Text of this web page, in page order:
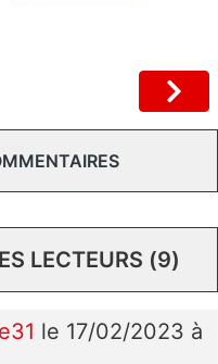
LECTEURS (9)
le 17/02/2023 à